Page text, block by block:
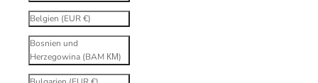
Belgien (EUR €)
Bosnien und
Herzegowina (BAM КМ)